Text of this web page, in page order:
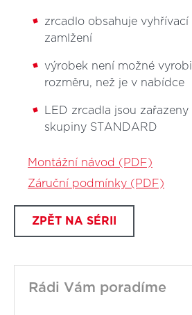
zrcadlo obsahuje
zamlžení
výrobek není možné
rozměru, než je v nabídce
LED zrcadla jsou
skupiny STANDARD
Montážní návod (PDF)
Záruční podmínky (PDF)
ZPĚT NA SÉRII
Rádi Vám poradíme